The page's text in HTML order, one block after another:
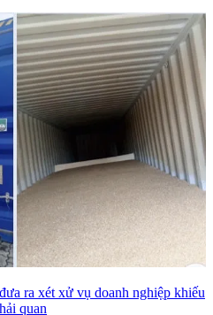
ra xét xử vụ doanh nghiệp khiếu
quan